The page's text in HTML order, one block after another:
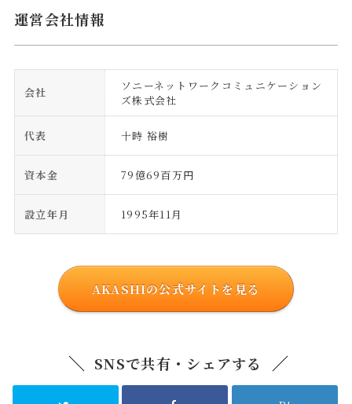
運営会社情報
会社
ソニーネットワークコミュニケーション
ズ株式会社
代表 十時 裕樹
資本金 79億69百万円
設立年月 1995年11月
AKASHIの公式サイトを見る
SNSで共有・シェアする